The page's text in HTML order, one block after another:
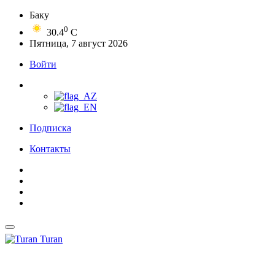
Баку
30.40 C
Пятница, 7 август 2026
Войти
Подписка
Контакты
Turan